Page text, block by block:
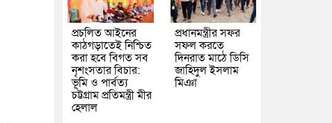
প্রচলিত আইনের
কাঠগড়াতেই নিশ্চিত
করা হবে বিগত সব
নৃশংসতার বিচার:
ভূমি ও পার্বত্য
চট্টগ্রাম প্রতিমন্ত্রী মীর
হেলাল
প্রধানমন্ত্রীর সফর
সফল করতে
দিনরাত মাঠে ডিসি
জাহিদুল ইসলাম
মিঞা